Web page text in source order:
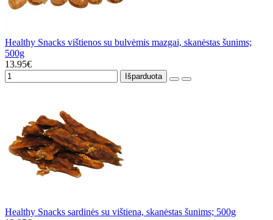
Healthy Snacks vištienos su bulvėmis mazgai, skanėstas šunims;
500g
13.95€
Išparduota
Healthy Snacks sardinės su vištiena, skanėstas šunims; 500g